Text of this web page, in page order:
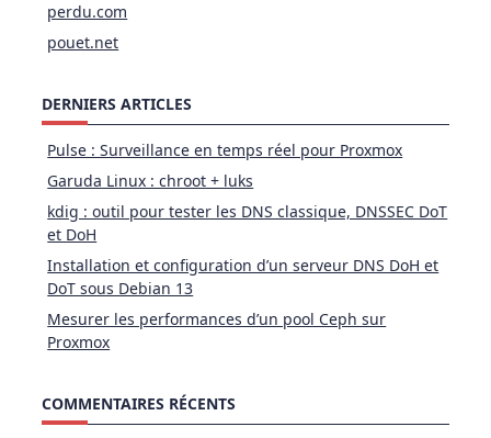
perdu.com
pouet.net
DERNIERS ARTICLES
Pulse : Surveillance en temps réel pour Proxmox
Garuda Linux : chroot + luks
kdig : outil pour tester les DNS classique, DNSSEC DoT
et DoH
Installation et configuration d’un serveur DNS DoH et
DoT sous Debian 13
Mesurer les performances d’un pool Ceph sur
Proxmox
COMMENTAIRES RÉCENTS